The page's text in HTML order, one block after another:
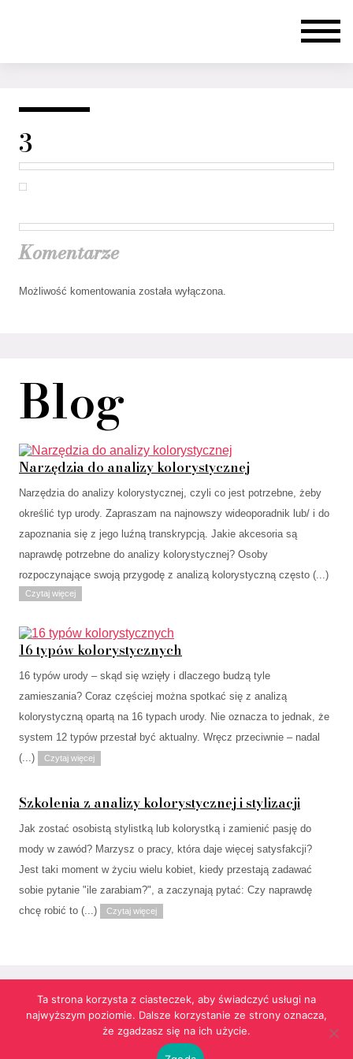
3
Komentarze
Możliwość komentowania została wyłączona.
Blog
Narzędzia do analizy kolorystycznej
Narzędzia do analizy kolorystycznej, czyli co jest potrzebne, żeby
określić typ urody. Zapraszam na najnowszy wideoporadnik lub/ i do
zapoznania się z jego luźną transkrypcją. Jakie akcesoria są
naprawdę potrzebne do analizy kolorystycznej? Osoby
rozpoczynające swoją przygodę z analizą kolorystyczną często (...)
Czytaj więcej
16 typów kolorystycznych
16 typów urody – skąd się wzięły i dlaczego budzą tyle
zamieszania? Coraz częściej można spotkać się z analizą
kolorystyczną opartą na 16 typach urody. Nie oznacza to jednak, że
system 12 typów przestał być aktualny. Wręcz przeciwnie – nadal
(...)
Czytaj więcej
Szkolenia z analizy kolorystycznej i stylizacji
Jak zostać osobistą stylistką lub kolorystką i zamienić pasję do
mody w zawód? Marzysz o pracy, która daje więcej satysfakcji?
Jest taki moment w życiu wielu kobiet, kiedy przestają zadawać
sobie pytanie "ile zarabiam?", a zaczynają pytać: Czy naprawdę
chcę robić to (...)
Czytaj więcej
Ta strona korzysta z ciasteczek, aby świadczyć usługi na
najwyższym poziomie. Dalsze korzystanie ze strony oznacza,
że zgadzasz się na ich użycie.
Strona korzysta z informacji przechowywanych w plikach cookies w celach
funkcjonalnych oraz statystycznych.
agencja reklamowa Gliwice